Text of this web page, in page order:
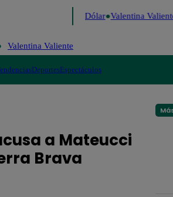
Dólar Valentina Valiente
Valentina Valiente
DeportesEspectáculos
a Mateucci
Brava